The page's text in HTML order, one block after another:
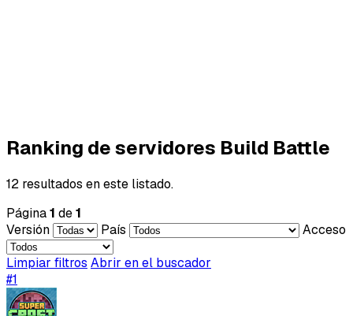
Ranking de servidores Build Battle
12 resultados en este listado.
Página1 de1
Versión
País
Acceso
Limpiar filtros Abrir en el buscador
#1